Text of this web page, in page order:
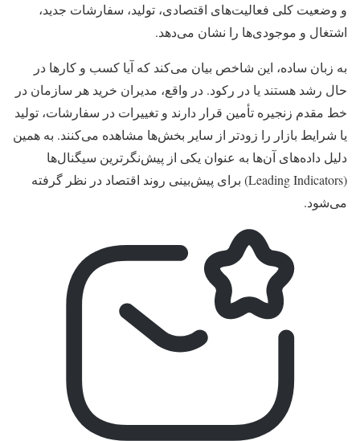
و وضعیت کلی فعالیت‌های اقتصادی، تولید، سفارشات جدید،
اشتغال و موجودی‌ها را نشان می‌دهد.
به زبان ساده، این شاخص بیان می‌کند که آیا کسب‌ و کارها در
حال رشد هستند یا در رکود. در واقع، مدیران خرید هر سازمان در
خط مقدم زنجیره تأمین قرار دارند و تغییرات در سفارشات، تولید
یا شرایط بازار را زودتر از سایر بخش‌ها مشاهده می‌کنند. به همین
دلیل داده‌های آن‌ها به‌ عنوان یکی از پیش‌نگرترین سیگنال‌ها
(Leading Indicators) برای پیش‌بینی روند اقتصاد در نظر گرفته
می‌شود.